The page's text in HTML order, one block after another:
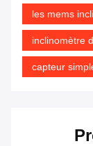
les mems
inclinomètre
capteur